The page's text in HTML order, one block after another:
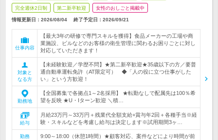
完全週休2日制 第二新卒歓迎 女性のおしごと掲載中
情報更新日：2026/08/04 終了予定日： 2026/09/21
仕事内容
【最大3年の研修で専門スキルを獲得】食品メーカーの工場や商
業施設、ビルなどのお客様の衛生管理に関わるお困りごとに対し
対応していただきます！
対象と
なる方
【未経験歓迎／学歴不問】★第二新卒歓迎★35歳以下の方／要普
通自動車運転免許（AT限定可） ◆「人の役に立つ仕事がした
い」という方歓迎！
勤務地
【全国募集で各拠点1～2名採用】 ★転勤なしで配属先は100％希
望を反映 ★U・Iターン歓迎 ＼積…
給与
月給23万円～33万円＋残業代全額支給+賞与年2回＋各種手当※経
験・スキルなどを考慮し給与は決定します※試用期間3ヶ…
勤務
9:00～18:00（休憩1時間）★顧客対応、案件などにより時間が前